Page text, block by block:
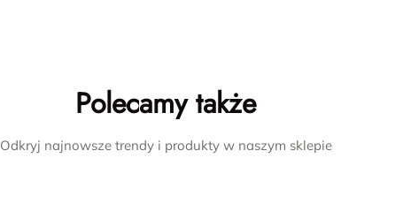
Polecamy także
Odkryj najnowsze trendy i produkty w naszym sklepie